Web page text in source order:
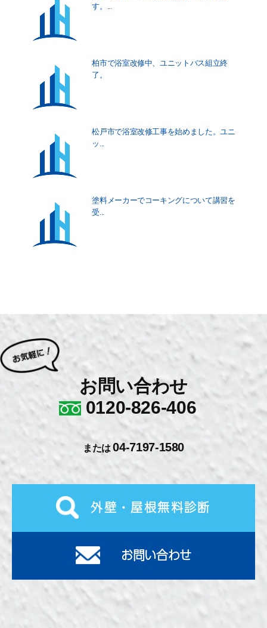
す。...
柏市で浴室改修中、ユニットバス組立終
了。
松戸市で浴室改修工事を始めました。ユニ
ッ...
塗料メーカーでコーキングについて講習を
受...
お問い合わせ
0120-826-406
または04-7197-1580
外壁・屋根無料診断
お問い合わせ